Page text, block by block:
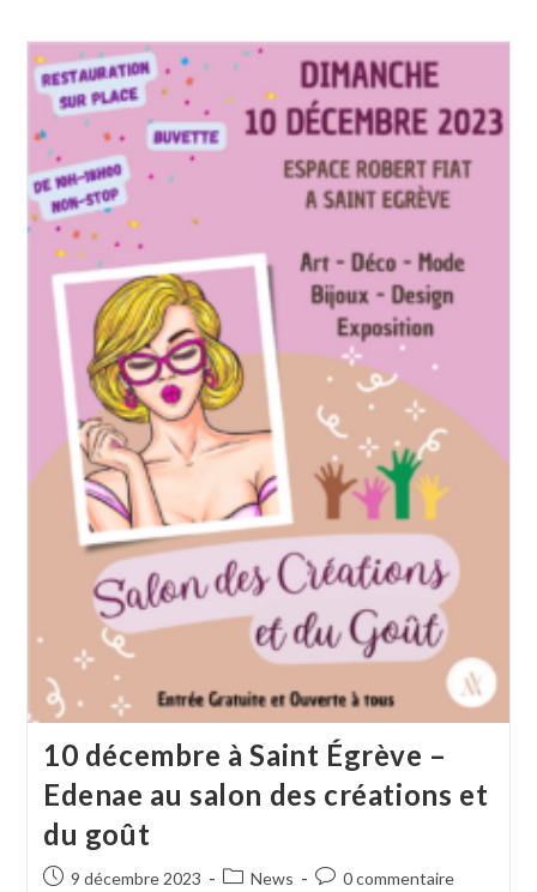
10 décembre à Saint Égrève –
Edenae au salon des créations et
du goût
9 décembre 2023 News 0 commentaire